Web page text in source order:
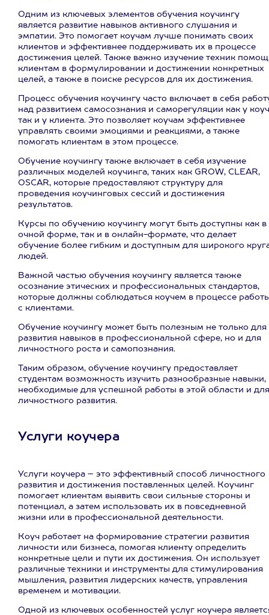
Одним из ключевых элементов обучения коучингу
является развитие навыков активного слушания и
эмпатии. Это помогает коучам лучше понимать своих
клиентов и эффективнее поддерживать их в процессе
достижения целей. Также важно изучение техник
клиентам в формулировании и достижении конкретных
целей, а также в поиске ресурсов для их достижения.
Процесс обучения коучингу часто включает в себя
над развитием самосознания и саморегуляции как у
так и у клиента. Это позволяет коучам эффективнее
управлять своими эмоциями и реакциями, а также
помогать клиентам в этом процессе.
Обучение коучингу также включает в себя изучение
различных моделей коучинга, таких как GROW, CLEAR,
OSCAR, которые предоставляют структуру для
проведения коучинговых сессий и достижения
результатов.
Курсы по обучению коучингу могут быть доступны как в
очной форме, так и в онлайн-формате, что делает
обучение более гибким и доступным для широкого
людей.
Важной частью обучения коучингу является также
осознание этических и профессиональных стандартов,
которые должны соблюдаться коучем в процессе
с клиентами.
Обучение коучингу может быть полезным не только для
развития навыков в профессиональной сфере, но и для
личностного роста и самопознания.
Таким образом, обучение коучингу предоставляет
студентам возможность изучить разнообразные навыки,
необходимые для успешной работы в этой области и для
личностного развития.
Услуги коучера
Услуги коучера – это эффективный способ личностного
развития и достижения поставленных целей. Коучинг
помогает клиентам выявить свои сильные стороны и
потенциал, а затем использовать их в повседневной
жизни или в профессиональной деятельности.
Коуч работает на формирование стратегии развития
личности или бизнеса, помогая клиенту определить
конкретные цели и пути их достижения. Он использует
различные техники и инструменты для стимулирования
мышления, развития лидерских качеств, управления
временем и мотивации.
Одной из ключевых особенностей услуг коучера